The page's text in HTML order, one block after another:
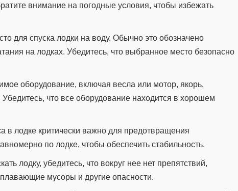
внимание на погодные условия, чтобы избежать
для спуска лодки на воду. Обычно это обозначено
на лодках. Убедитесь, что выбранное место безопасно
оборудование, включая весла или мотор, якорь,
что все оборудование находится в хорошем
в лодке критически важно для предотвращения
по лодке, чтобы обеспечить стабильность.
лодку, убедитесь, что вокруг нее нет препятствий,
мусоры и другие опасности.